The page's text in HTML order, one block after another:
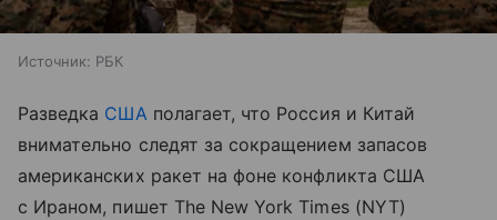
Источник: РБК
Разведка СШАполагает, что Россия и Китай
внимательно следят за сокращением запасов
американских ракет на фоне конфликта США
с Ираном, пишет The New York Times (NYT)